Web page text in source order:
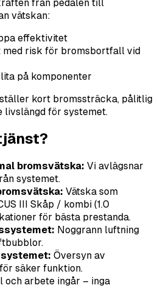
från pedalen till
vätskan:
effektivitet
med risk för bromsbortfall vid
på komponenter
kort bromssträcka, pålitlig
livslängd för systemet.
bromsvätska: Vi avlägsnar
systemet.
Vätska som
III Skåp / kombi (1.0
för bästa prestanda.
Noggrann luftning
Översyn av
säker funktion.
och arbete ingår – inga